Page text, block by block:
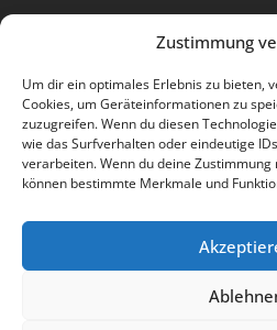
Zustimmung
Um dir ein optimales Erlebnis zu bieten,
Cookies, um Geräteinformationen zu
zuzugreifen. Wenn du diesen
wie das Surfverhalten oder eindeutige
verarbeiten. Wenn du deine
können bestimmte Merkmale und
Wr. Neustädter Straße 1
2733 Grünbach am Schneeberg
Öffnungszeiten Gemeindeamt:
Montag: 8.00 – 12.00 Uhr und 14.00 –
Freitag: 8.00 – 12.00 Uhr
Email: